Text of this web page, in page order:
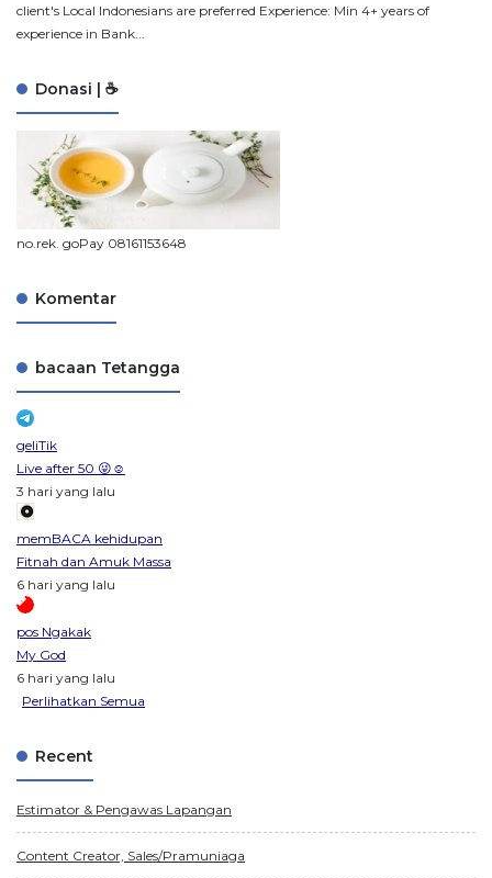
client's Local Indonesians are preferred Experience: Min 4+ years of
experience in Bank...
Donasi | ☕
no.rek. goPay 08161153648
Komentar
bacaan Tetangga
geliTik
Live after 50 😜☺️
3 hari yang lalu
memBACA kehidupan
Fitnah dan Amuk Massa
6 hari yang lalu
pos Ngakak
My God
6 hari yang lalu
Perlihatkan Semua
Recent
Estimator & Pengawas Lapangan
Content Creator, Sales/Pramuniaga